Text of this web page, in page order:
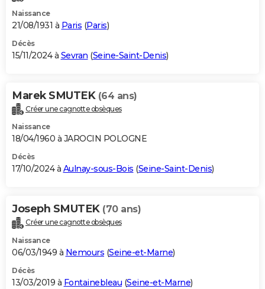
Naissance
21/08/1931 à Paris (Paris)
Décès
15/11/2024 à Sevran (Seine-Saint-Denis)
Marek SMUTEK (64 ans)
Créer une cagnotte obsèques
Naissance
18/04/1960 à JAROCIN POLOGNE
Décès
17/10/2024 à Aulnay-sous-Bois (Seine-Saint-Denis)
Joseph SMUTEK (70 ans)
Créer une cagnotte obsèques
Naissance
06/03/1949 à Nemours (Seine-et-Marne)
Décès
13/03/2019 à Fontainebleau (Seine-et-Marne)